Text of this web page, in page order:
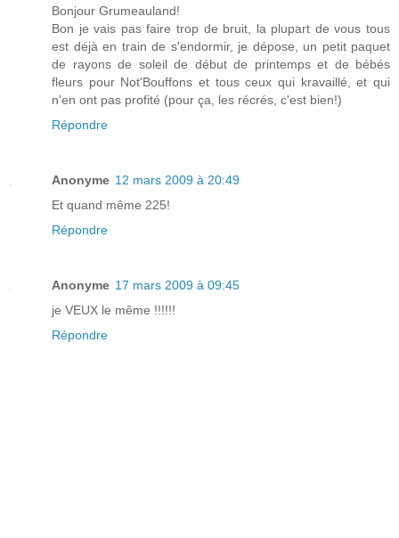
Bonjour Grumeauland!
Bon je vais pas faire trop de bruit, la plupart de vous tous
est déjà en train de s'endormir, je dépose, un petit paquet
de rayons de soleil de début de printemps et de bébés
fleurs pour Not'Bouffons et tous ceux qui kravaillé, et qui
n'en ont pas profité (pour ça, les récrés, c'est bien!)
Répondre
Anonyme 12 mars 2009 à 20:49
Et quand même 225!
Répondre
Anonyme 17 mars 2009 à 09:45
je VEUX le même !!!!!!
Répondre